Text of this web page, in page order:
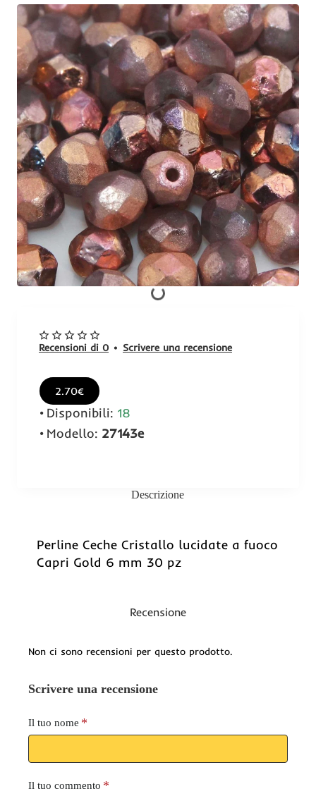
Recensioni di 0 • Scrivere una recensione
2.70€
Disponibili: 18
Modello: 27143e
Descrizione
Perline Ceche Cristallo lucidate a fuoco
Capri Gold 6 mm 30 pz
Recensione
Non ci sono recensioni per questo prodotto.
Scrivere una recensione
Il tuo nome
Il tuo commento